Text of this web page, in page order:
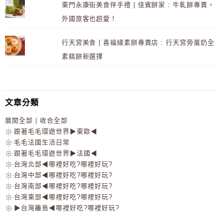
東門永康街美食伴手禮 | 佳賓餅家 : 牛軋餅專賣，
外國旅客也超愛！
行天宮美食 | 喜福緣素餅專賣店 : 行天宮旁蛋奶全
素糕餅新選擇
文章分類
展開全部
收合全部
跟著毛毛環遊世界▶東歐◀
毛毛法國生活日常
跟著毛毛環遊世界▶法國◀
台灣北部◀哪裡好吃?哪裡好玩?
台灣中部◀哪裡好吃?哪裡好玩?
台灣南部◀哪裡好吃?哪裡好玩?
台灣東部◀哪裡好吃?哪裡好玩?
▶台灣離島◀哪裡好吃?哪裡好玩?